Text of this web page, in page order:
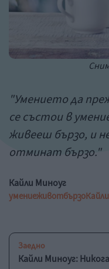
"Умението да
се състои в
живееш бързо, и
отминат бързо."
Кайли Миноуг
умениеживотбързо
Заедно
Кайли Миноуг: